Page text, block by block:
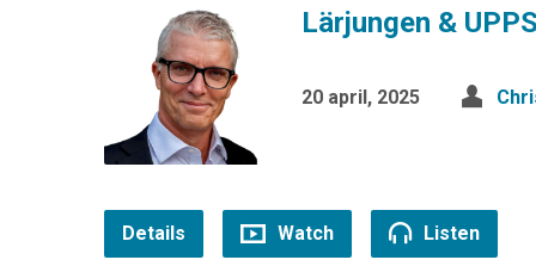
Lärjungen &
20 april, 2025
Details Watch Listen